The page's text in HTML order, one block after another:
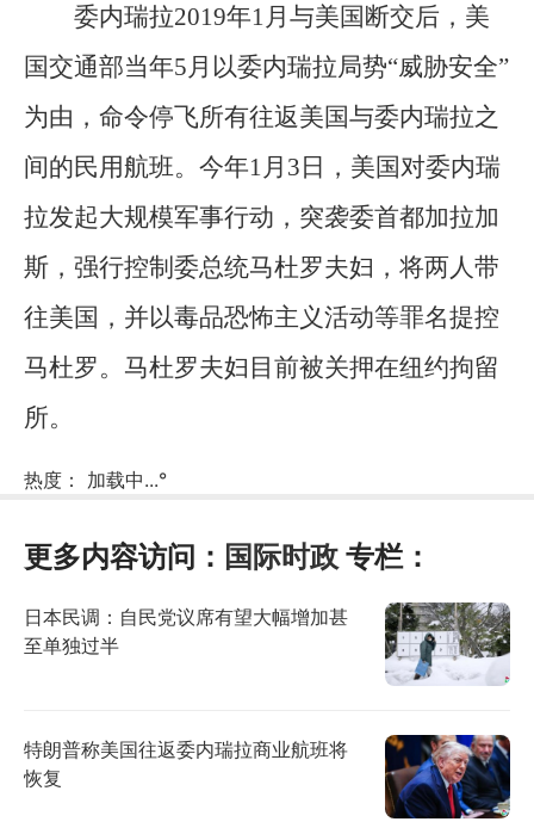
委内瑞拉2019年1月与美国断交后，美
国交通部当年5月以委内瑞拉局势“威胁安全”
为由，命令停飞所有往返美国与委内瑞拉之
间的民用航班。今年1月3日，美国对委内瑞
拉发起大规模军事行动，突袭委首都加拉加
斯，强行控制委总统马杜罗夫妇，将两人带
往美国，并以毒品恐怖主义活动等罪名提控
马杜罗。马杜罗夫妇目前被关押在纽约拘留
所。
热度： 加载中...°
更多内容访问： 国际时政 专栏：
日本民调：自民党议席有望大幅增加甚
至单独过半
特朗普称美国往返委内瑞拉商业航班将
恢复